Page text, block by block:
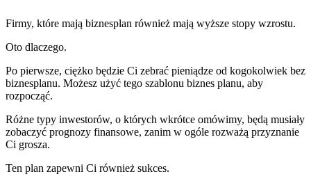
Firmy, które mają biznesplan również mają wyższe stopy wzrostu.
Oto dlaczego.
Po pierwsze, ciężko będzie Ci zebrać pieniądze od kogokolwiek bez
biznesplanu. Możesz użyć tego szablonu biznes planu, aby
rozpocząć.
Różne typy inwestorów, o których wkrótce omówimy, będą musiały
zobaczyć prognozy finansowe, zanim w ogóle rozważą przyznanie
Ci grosza.
Ten plan zapewni Ci również sukces.